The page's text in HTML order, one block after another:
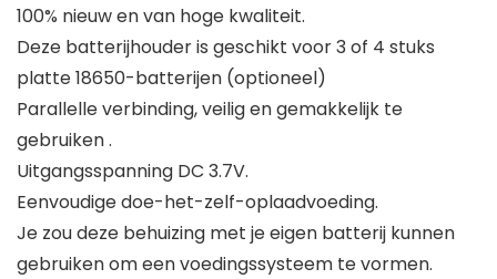
100% nieuw en van hoge kwaliteit.
Deze batterijhouder is geschikt voor 3 of 4 stuks
platte 18650-batterijen (optioneel)
Parallelle verbinding, veilig en gemakkelijk te
gebruiken .
Uitgangsspanning DC 3.7V.
Eenvoudige doe-het-zelf-oplaadvoeding.
Je zou deze behuizing met je eigen batterij kunnen
gebruiken om een ​​voedingssysteem te vormen.